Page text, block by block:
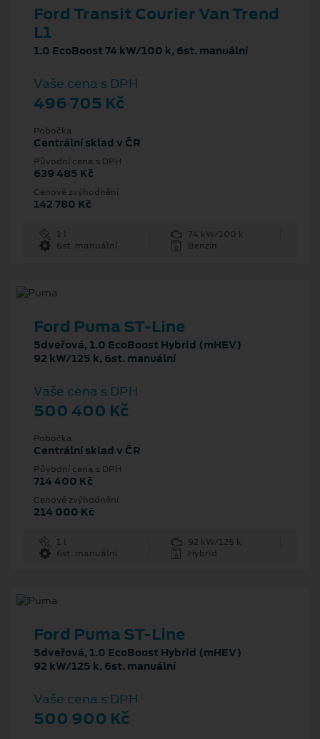
Ford Transit Courier Van Trend
L1
1.0 EcoBoost 74 kW/100 k, 6st. manuální
Vaše cena s DPH
496 705 Kč
Pobočka
Centrální sklad v ČR
Původní cena s DPH
639 485 Kč
Cenové zvýhodnění
142 780 Kč
1 l
74 kW/100 k
6st. manuální
Benzín
Ford Puma ST-Line
5dveřová, 1.0 EcoBoost Hybrid (mHEV)
92 kW/125 k, 6st. manuální
Vaše cena s DPH
500 400 Kč
Pobočka
Centrální sklad v ČR
Původní cena s DPH
714 400 Kč
Cenové zvýhodnění
214 000 Kč
1 l
92 kW/125 k
6st. manuální
Hybrid
Ford Puma ST-Line
5dveřová, 1.0 EcoBoost Hybrid (mHEV)
92 kW/125 k, 6st. manuální
Vaše cena s DPH
500 900 Kč